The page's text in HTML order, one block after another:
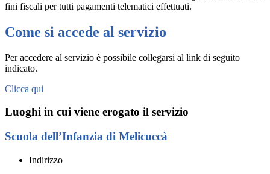
fini fiscali per tutti pagamenti telematici effettuati.
Come si accede al servizio
Per accedere al servizio è possibile collegarsi al link di seguito
indicato.
Clicca qui
Luoghi in cui viene erogato il servizio
Scuola dell’Infanzia di Melicuccà
Indirizzo